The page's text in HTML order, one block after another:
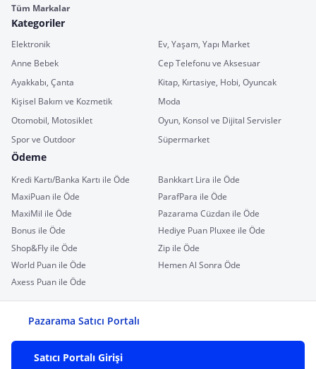
Tüm Markalar
Kategoriler
Elektronik
Ev, Yaşam, Yapı Market
Anne Bebek
Cep Telefonu ve Aksesuar
Ayakkabı, Çanta
Kitap, Kırtasiye, Hobi, Oyuncak
Kişisel Bakım ve Kozmetik
Moda
Otomobil, Motosiklet
Oyun, Konsol ve Dijital Servisler
Spor ve Outdoor
Süpermarket
Ödeme
Kredi Kartı/Banka Kartı ile Öde
Bankkart Lira ile Öde
MaxiPuan ile Öde
ParafPara ile Öde
MaxiMil ile Öde
Pazarama Cüzdan ile Öde
Bonus ile Öde
Hediye Puan Pluxee ile Öde
Shop&Fly ile Öde
Zip ile Öde
World Puan ile Öde
Hemen Al Sonra Öde
Axess Puan ile Öde
Pazarama Satıcı Portalı
Satıcı Portalı Girişi